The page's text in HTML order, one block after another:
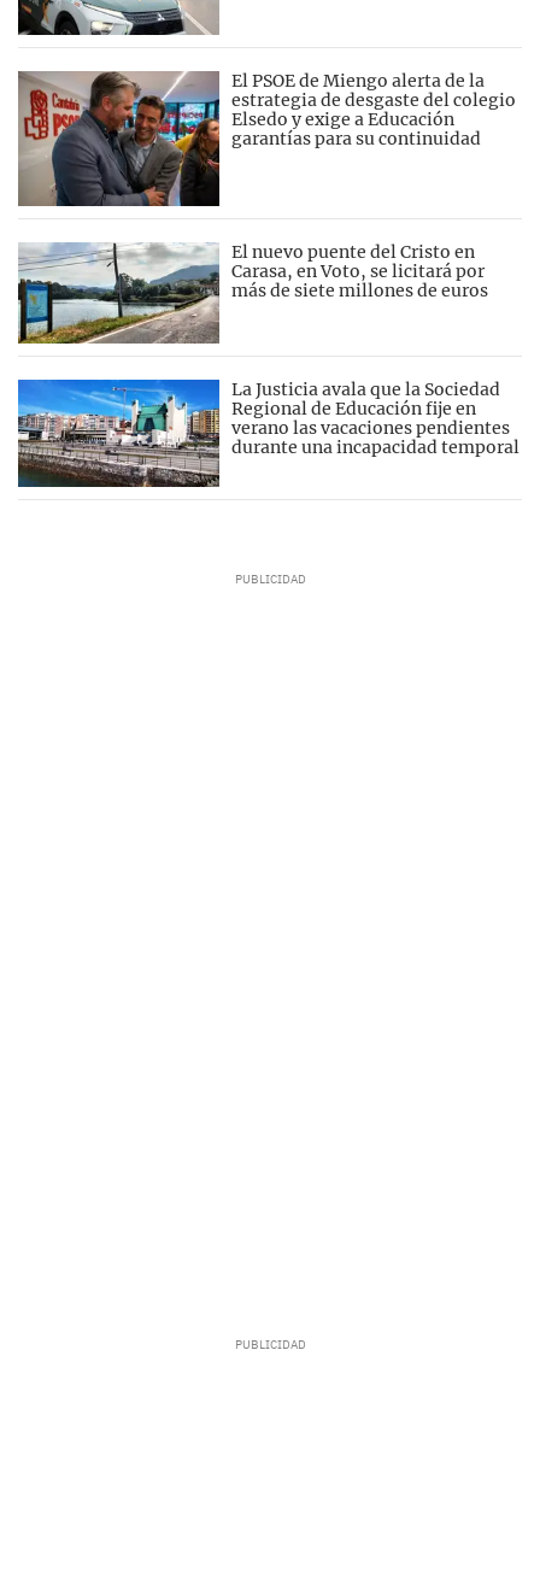
El PSOE de Miengo alerta de la
estrategia de desgaste del colegio
Elsedo y exige a Educación
garantías para su continuidad
El nuevo puente del Cristo en
Carasa, en Voto, se licitará por
más de siete millones de euros
La Justicia avala que la Sociedad
Regional de Educación fije en
verano las vacaciones pendientes
durante una incapacidad temporal